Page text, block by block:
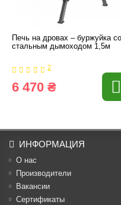
Печь на дровах – буржуйка со
стальным дымоходом 1,5м
2
6 470 ₴
ИНФОРМАЦИЯ
О нас
Производители
Вакансии
Cертификаты